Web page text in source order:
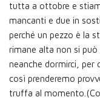
tutta a ottobre e
mancanti e due in
perché un pezzo è la
rimane alta non si
neanche dormirci, per
così prenderemo
truffa al